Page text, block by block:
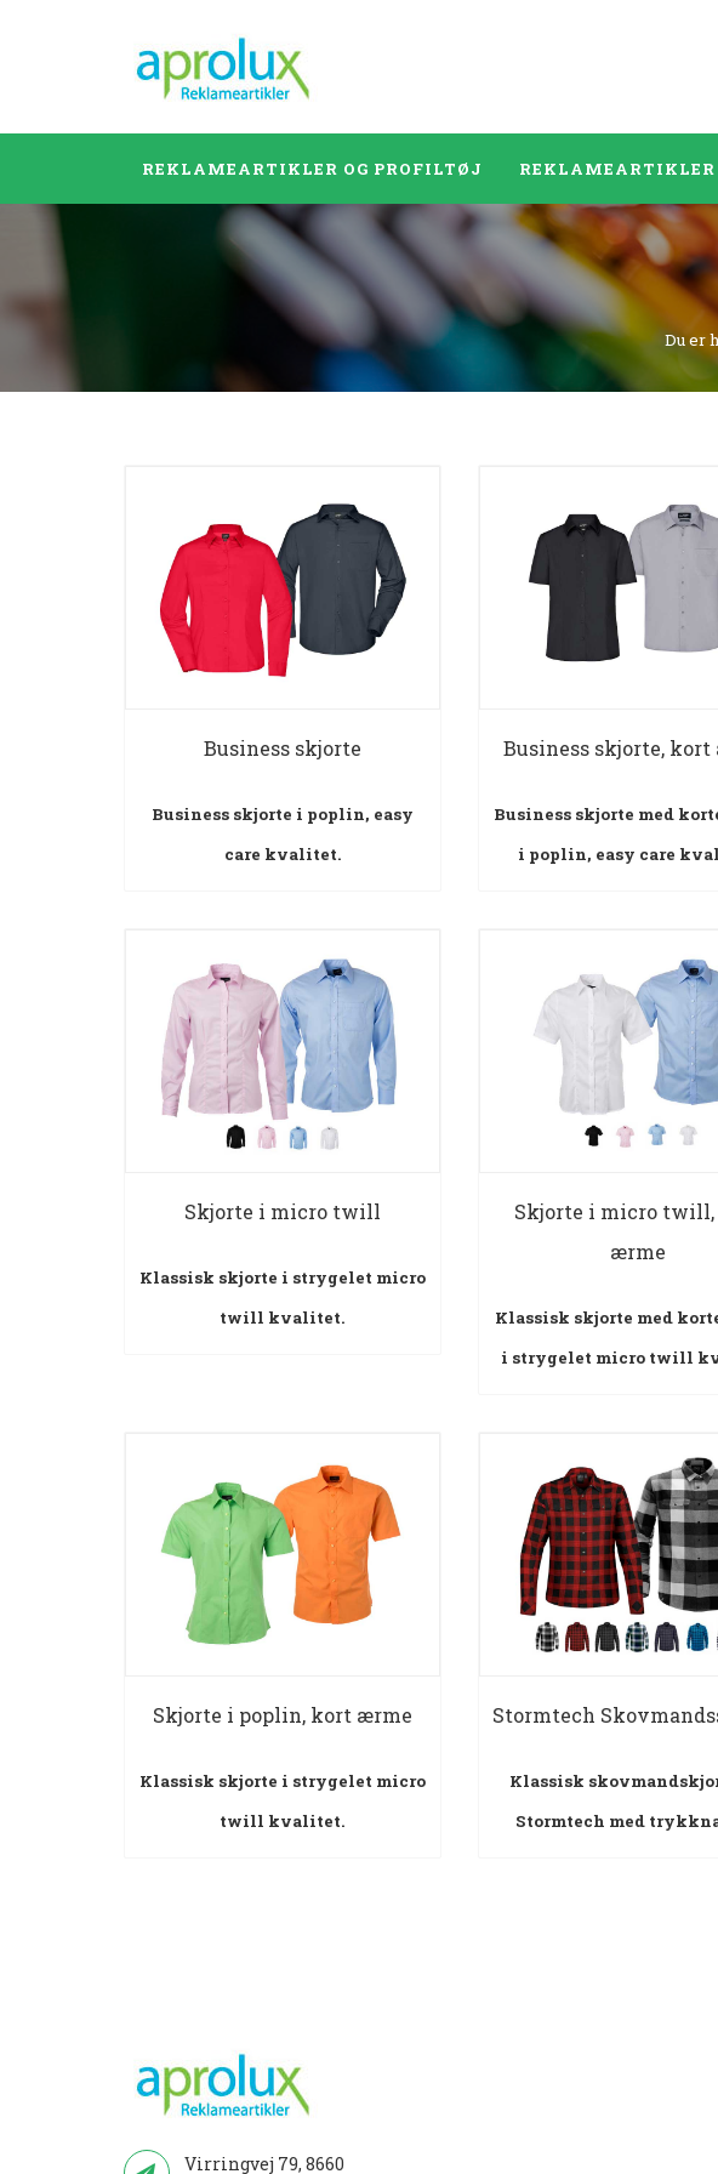
REKLAMEARTIKLER OG PROFILTØJ REKLAMEARTIKLER
Du er
Business skjorte
Business skjorte i poplin, easy
care kvalitet.
Business skjorte,
Business skjorte med
i poplin, easy care
Skjorte i micro twill
Klassisk skjorte i strygelet micro
twill kvalitet.
Skjorte i micro
ærme
Klassisk skjorte med
i strygelet micro twill
Skjorte i poplin, kort ærme
Klassisk skjorte i strygelet micro
twill kvalitet.
Stormtech
Klassisk
Stormtech med
Virringvej 79, 8660